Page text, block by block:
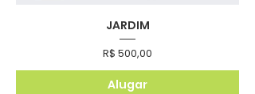
JARDIM
Preço
R$ 500,00
Alugar